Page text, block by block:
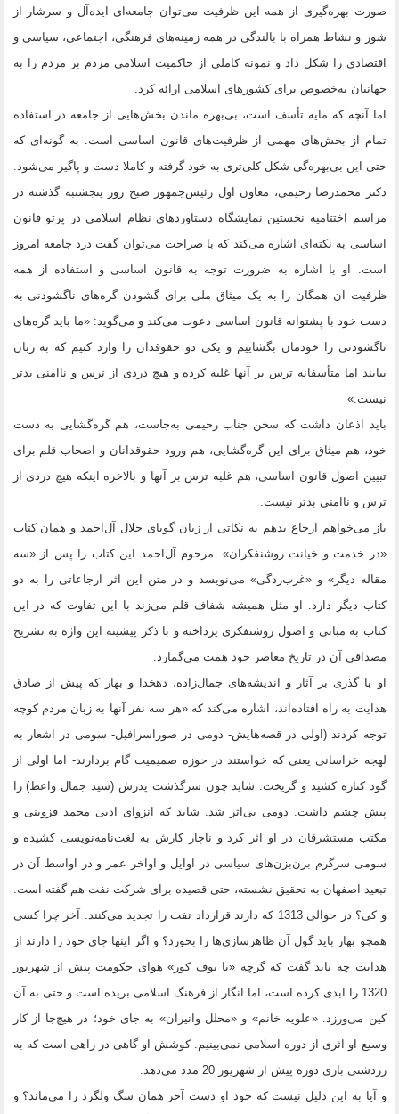
صورت بهره‌گیری از همه این ظرفیت‌ می‌توان جامعه‌ای ایده‌آل و سرشار از
شور و نشاط همراه با بالندگی در همه زمینه‌های فرهنگی، اجتماعی، سیاسی و
اقتصادی را شکل داد و نمونه کاملی از حاکمیت اسلامی مردم بر مردم را به
جهانیان به‌خصوص برای کشورهای اسلامی ارائه کرد.
اما آنچه که مایه تأسف است، بی‌بهره ماندن بخش‌هایی از جامعه در استفاده
تمام از بخش‌های مهمی از ظرفیت‌های قانون اساسی است. به گونه‌ای که
حتی این بی‌بهره‌گی شکل کلی‌تری به خود گرفته و کاملا دست و پاگیر می‌شود.
دکتر محمدرضا رحیمی، معاون اول رئیس‌جمهور صبح روز پنجشنبه گذشته در
مراسم اختتامیه نخستین نمایشگاه دستاوردهای نظام اسلامی در پرتو قانون
اساسی به نکته‌ای اشاره می‌کند که با صراحت می‌توان گفت درد جامعه امروز
است. او با اشاره به ضرورت توجه به قانون اساسی و استفاده از همه
ظرفیت آن همگان را به یک میثاق ملی برای گشودن گره‌های ناگشودنی به
دست خود با پشتوانه قانون اساسی دعوت می‌کند و می‌گوید: «ما باید گره‌های
ناگشودنی را خودمان بگشاییم و یکی دو حقوقدان را وارد کنیم که به زبان
بیایند اما متأسفانه ترس بر آنها غلبه کرده و هیچ دردی از ترس و ناامنی بدتر
نیست.»
باید اذعان داشت که سخن جناب رحیمی به‌جاست، هم گره‌گشایی به دست
خود، هم میثاق برای این گره‌گشایی، هم ورود حقوقدانان و اصحاب قلم برای
تبیین اصول قانون اساسی، هم غلبه ترس بر آنها و بالاخره اینکه هیچ دردی از
ترس و ناامنی بدتر نیست.
باز می‌خواهم ارجاع بدهم به نکاتی از زبان گویای جلال آل‌احمد و همان کتاب
«در خدمت و خیانت روشنفکران». مرحوم آل‌احمد این کتاب را پس از «سه
مقاله دیگر» و «غرب‌زدگی» می‌نویسد و در متن این اثر ارجاعاتی را به دو
کتاب دیگر دارد. او مثل همیشه شفاف قلم می‌زند با این تفاوت که در این
کتاب به مبانی و اصول روشنفکری پرداخته و با ذکر پیشینه این واژه به تشریح
مصداقی آن در تاریخ معاصر خود همت می‌گمارد.
او با گذری بر آثار و اندیشه‌های جمال‌زاده، دهخدا و بهار که پیش از صادق
هدایت به راه افتاده‌اند، اشاره می‌کند که «هر سه نفر آنها به زبان مردم کوچه
توجه کردند (اولی در قصه‌هایش- دومی در صوراسرافیل- سومی در اشعار به
لهجه خراسانی یعنی که خواستند در حوزه صمیمیت گام بردارند- اما اولی از
گود کناره کشید و گریخت. شاید چون سرگذشت پدرش (سید جمال واعظ) را
پیش چشم داشت. دومی بی‌اثر شد. شاید که انزوای ادبی محمد قزوینی و
مکتب مستشرقان در او اثر کرد و ناچار کارش به لغت‌نامه‌نویسی کشیده و
سومی سرگرم بزن‌بزن‌های سیاسی در اوایل و اواخر عمر و در اواسط آن در
تبعید اصفهان به تحقیق نشسته، حتی قصیده برای شرکت نفت هم گفته است.
و کی؟ در حوالی 1313 که دارند قرارداد نفت را تجدید می‌کنند. آخر چرا کسی
همچو بهار باید گول آن ظاهرسازی‌ها را بخورد؟ و اگر اینها جای خود را دارند از
هدایت چه باید گفت که گرچه «با بوف کور» هوای حکومت پیش از شهریور
1320 را ابدی کرده است، اما انگار از فرهنگ اسلامی بریده است و حتی به آن
کین می‌ورزد. «علویه خانم» و «محلل وانیران» به جای خود؛ در هیچ‌جا از کار
وسیع او اثری از دوره اسلامی نمی‌بینیم. کوشش او گاهی در راهی است که به
زردشتی بازی دوره پیش از شهریور 20 مدد می‌دهد.
و آیا به این دلیل نیست که خود او دست آخر همان سگ ولگرد را می‌ماند؟ و